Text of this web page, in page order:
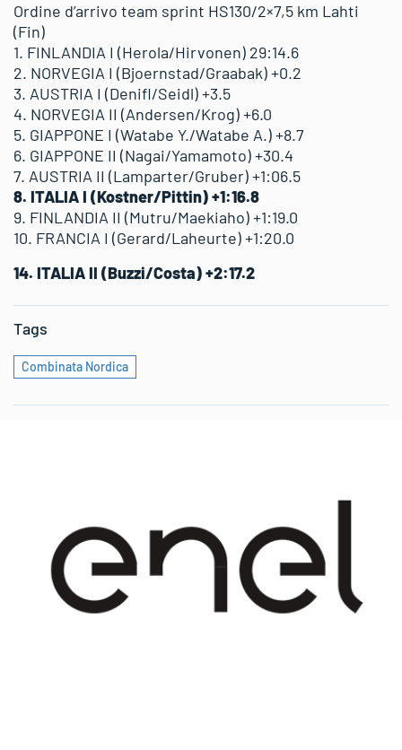
Ordine d’arrivo team sprint HS130/2×7,5 km Lahti
(Fin)
1. FINLANDIA I (Herola/Hirvonen) 29:14.6
2. NORVEGIA I (Bjoernstad/Graabak) +0.2
3. AUSTRIA I (Denifl/Seidl) +3.5
4. NORVEGIA II (Andersen/Krog) +6.0
5. GIAPPONE I (Watabe Y./Watabe A.) +8.7
6. GIAPPONE II (Nagai/Yamamoto) +30.4
7. AUSTRIA II (Lamparter/Gruber) +1:06.5
8. ITALIA I (Kostner/Pittin) +1:16.8
9. FINLANDIA II (Mutru/Maekiaho) +1:19.0
10. FRANCIA I (Gerard/Laheurte) +1:20.0
14. ITALIA II (Buzzi/Costa) +2:17.2
Tags
Combinata Nordica